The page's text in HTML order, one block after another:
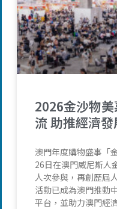
2026金沙物
流 助推經濟發
澳門年度購物盛事「
26日在澳門威尼斯人
人次參與，再創歷屆
活動已成為澳門推動
平台，並助力澳門經